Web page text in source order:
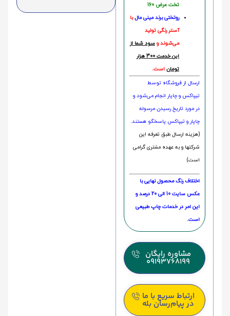
تخت عرض 160
روتختی‌ برند مینی مالبا
آستر رنگی تولید
می‌شوند و سود شما از
این خدمت 300 هزار
تومان است.
ارسال از فروشگاه توسط
تیپاکس و چاپار انجام می‌شود و
در مورد تاریخ رسیدن مرسوله
چاپار و تیپاکس پاسخگو هستند.
(هزینه ارسال طبق تعرفه این
شرکتها و به عهده مشتری گرامی
است)
اختلاف رنگ محصول نهایی با
عکس سایت 10 الی 20 درصد و
این امر در خدمات چاپ طبیعی
است.
مشاوره رایگان
09193768199
ارتباط سریع با ما
در پیام‌رسان بله